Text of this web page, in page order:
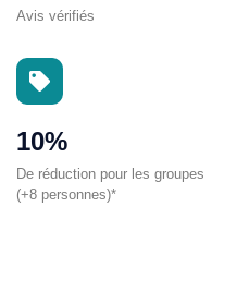
Avis vérifiés
10%
De réduction pour les groupes
(+8 personnes)*